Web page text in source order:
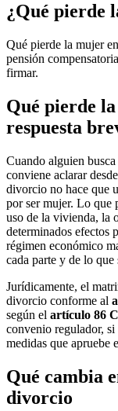
¿Qué pierde
Qué pierde la mujer
pensión
firmar.
Qué pierde
respuesta
Cuando alguien busca
conviene aclarar
divorcio no hace que
por ser mujer. Lo que
uso de la vivienda, la
determinados efectos
régimen económico
cada parte y de lo
Jurídicamente, el
divorcio conforme al
según el artículo 86
convenio regulador,
medidas que apruebe
Qué cambia
divorcio